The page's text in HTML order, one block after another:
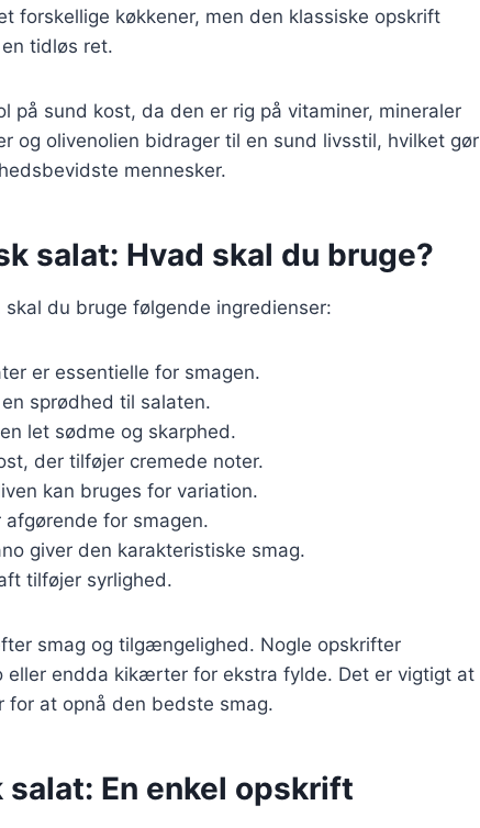
forskellige køkkener, men den klassiske opskrift
tidløs ret.
på sund kost, da den er rig på vitaminer, mineraler
og olivenolien bidrager til en sund livsstil, hvilket gør
mennesker.
salat: Hvad skal du bruge?
du bruge følgende ingredienser:
er essentielle for smagen.
sprødhed til salaten.
let sødme og skarphed.
der tilføjer cremede noter.
kan bruges for variation.
for smagen.
giver den karakteristiske smag.
tilføjer syrlighed.
smag og tilgængelighed. Nogle opskrifter
eller endda kikærter for ekstra fylde. Det er vigtigt at
at opnå den bedste smag.
En enkel opskrift